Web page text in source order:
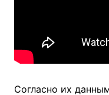
Согласно их